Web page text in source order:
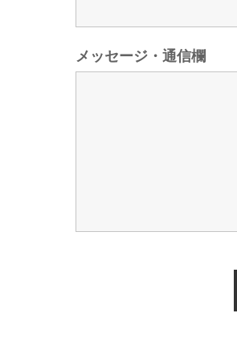
メッセージ・通信欄